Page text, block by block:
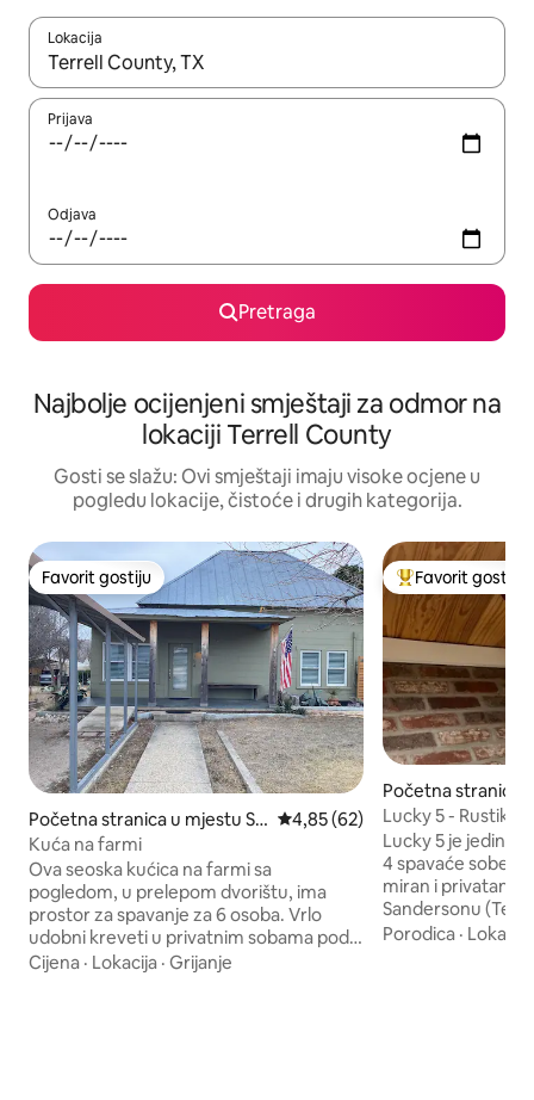
Lokacija
Kad su rezultati dostupni, možete da se krećete kroz njih
Prijava
Odjava
Pretraga
Najbolje ocijenjeni smještaji za odmor na
lokaciji Terrell County
Gosti se slažu: Ovi smještaji imaju visoke ocjene u
pogledu lokacije, čistoće i drugih kategorija.
Favorit gostiju
Favorit gostiju
Početna stranica u mjestu Sa
nderson
prosječna ocjena 4,85 od 5,
4,85 (62)
Kuća na farmi
Ova seoska kućica na farmi sa
pogledom, u prelepom dvorištu, ima
prostor za spavanje za 6 osoba. Vrlo
udobni kreveti u privatnim sobama pod
kontrolom temperature. Novoizgrađeno
Cijena · Lokacija · Grijanje
Glavni favorit
Favorit gostiju
Početna stranica
nderson
Lucky 5 -
Lucky 5 je
4 spavaće sobe i
miran i privatan
Sandersonu
restauriran
Porodica · Lokacija